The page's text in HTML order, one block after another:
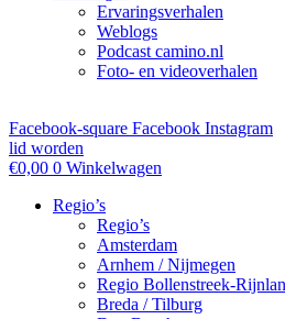
Ervaringsverhalen
Weblogs
Podcast camino.nl
Foto- en videoverhalen
Facebook-square Facebook Instagram
lid worden
€0,00 0 Winkelwagen
Regio’s
Regio’s
Amsterdam
Arnhem / Nijmegen
Regio Bollenstreek-
Breda / Tilburg